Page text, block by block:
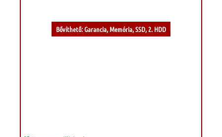
Bővíthető: Garancia, Memória, SSD, 2. HDD